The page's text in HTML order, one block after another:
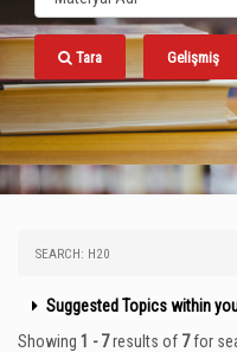
Tara Gelişmiş
SEARCH: H20
Suggested Topics within
Showing 1 - 7results of 7for